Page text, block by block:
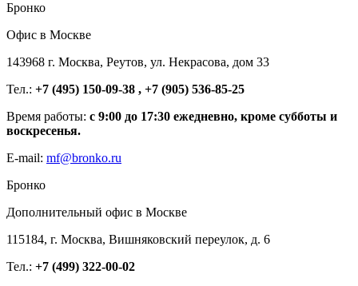
Бронко
Офис в Москве
143968 г. Москва, Реутов, ул. Некрасова, дом 33
Тел.: +7 (495) 150-09-38 , +7 (905) 536-85-25
Время работы: с 9:00 до 17:30 ежедневно, кроме субботы и
воскресенья.
E-mail: mf@bronko.ru
Бронко
Дополнительный офис в Москве
115184, г. Москва, Вишняковский переулок, д. 6
Тел.: +7 (499) 322-00-02